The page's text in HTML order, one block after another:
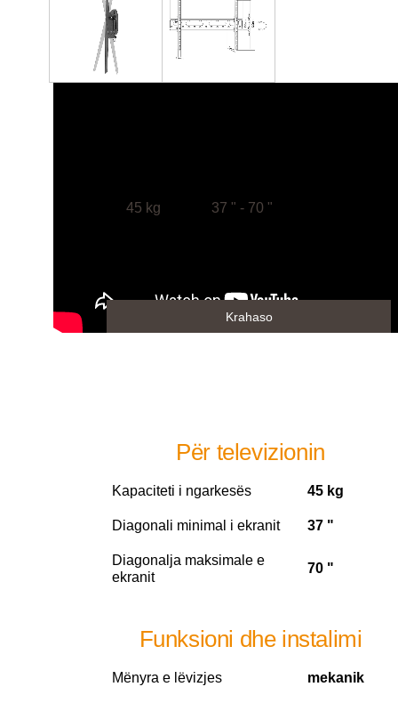
Krahaso
45 kg 37 " - 70 "
Për televizionin
Kapaciteti i ngarkesës 45 kg
Diagonali minimal i ekranit 37 "
Diagonalja maksimale e
ekranit
70 "
Funksioni dhe instalimi
Mënyra e lëvizjes mekanik